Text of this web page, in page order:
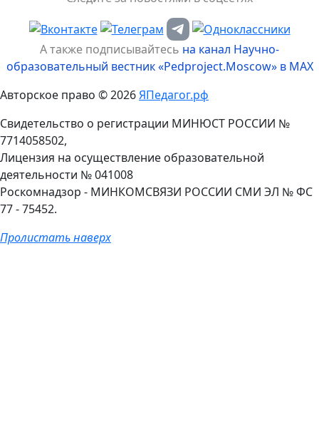
А также подписывайтесь на канал Научно-
образовательный вестник «Pedproject.Moscow» в MAX
Авторское право © 2026ЯПедагог.рф
Свидетельство о регистрации МИНЮСТ РОССИИ №
7714058502,
Лицензия на осуществление образовательной
деятельности № 041008
Роскомнадзор - МИНКОМСВЯЗИ РОССИИ СМИ ЭЛ № ФС
77 - 75452.
Пролистать наверх